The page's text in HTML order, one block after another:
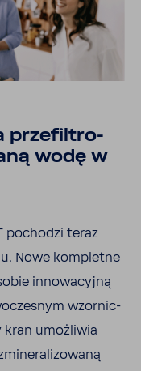
prze­fil­tro­
wodę w
pochodzi teraz
Nowe kompletne
inno­wa­cyjną
wzor­nic­
kran umoż­liwia